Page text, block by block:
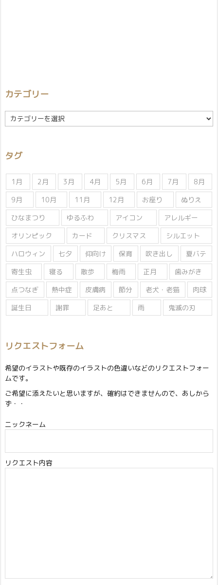
カテゴリー
カ
テ
ー
タグ
1月 2月 3月 4月 5月 6月 7月
8月
9月
10月 11月 12月 お座り
ぬりえ
ひなまつり
ゆるふわ アイコン
アレルギー
オリンピック
カード クリスマス
シルエット
ハロウィン
七夕 仰向け 保育 吹き出し
夏バテ
寄生虫
寝る 散歩 梅雨 正月
歯みがき
点つなぎ
熱中症 皮膚病 節分 老犬・老猫
肉球
誕生日
謝罪 足あと 雨 鬼滅の刃
リクエストフォーム
希望のイラストや既存のイラストの色違いなどのリクエストフォー
ムです。
ご希望に添えたいと思いますが、確約はできませんので、あしから
ず・・
ニックネーム
リクエスト内容